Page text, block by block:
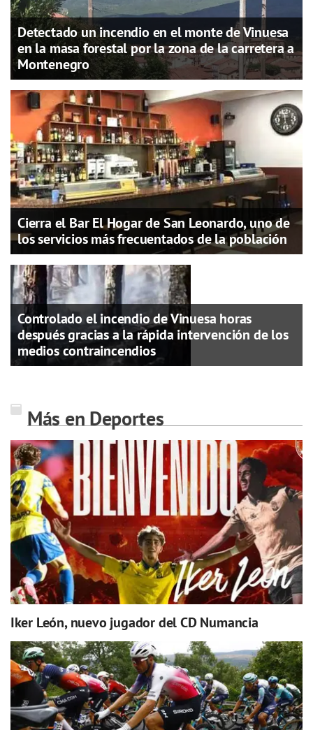
Detectado un incendio en el monte de Vinuesa
en la masa forestal por la zona de la carretera a
Montenegro
Cierra el Bar El Hogar de San Leonardo, uno de
los servicios más frecuentados de la población
Controlado el incendio de Vinuesa horas
después gracias a la rápida intervención de los
medios contraincendios
Más en Deportes
Iker León, nuevo jugador del CD Numancia